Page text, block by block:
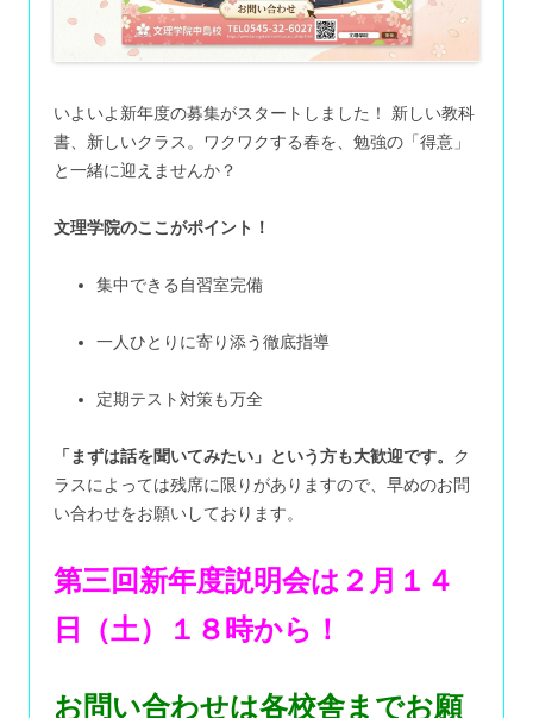
いよいよ新年度の募集がスタートしました！ 新しい教科
書、新しいクラス。ワクワクする春を、勉強の「得意」
と一緒に迎えませんか？
文理学院のここがポイント！
集中できる自習室完備
一人ひとりに寄り添う徹底指導
定期テスト対策も万全
「まずは話を聞いてみたい」という方も大歓迎です。 ク
ラスによっては残席に限りがありますので、早めのお問
い合わせをお願いしております。
第三回新年度説明会は２月１４
日（土）１８時から！
お問い合わせは各校舎までお願